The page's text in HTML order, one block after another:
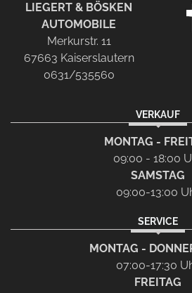
LIEGERT & BÖSKEN
AUTOMOBILE
Merkurstr. 11
67663 Kaiserslautern
0631/535560
VERKAUF
MONTAG -
09:00 - 18:00
SAMSTAG
09:00-13:00
SERVICE
MONTAG -
07:00-17:30
FREITAG